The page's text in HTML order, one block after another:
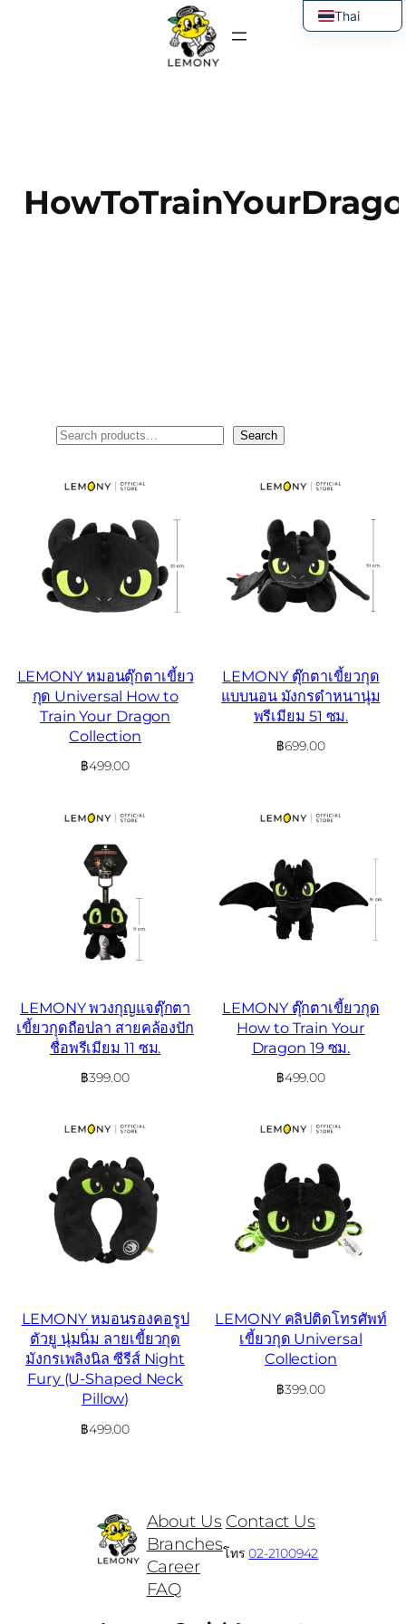
Search
LEMONY หมอนตุ๊กตาเขี้ยว
กุด Universal How to
Train Your Dragon
Collection
฿499.00
LEMONY ตุ๊กตาเขี้ยวกุด
แบบนอน มังกรดำหนานุ่ม
พรีเมียม 51 ซม.
฿699.00
LEMONY พวงกุญแจตุ๊กตา
เขี้ยวกุดถือปลา สายคล้องปัก
ชื่อพรีเมียม 11 ซม.
฿399.00
LEMONY ตุ๊กตาเขี้ยวกุด
How to Train Your
Dragon 19 ซม.
฿499.00
LEMONY หมอนรองคอรูป
ตัวยู นุ่มนิ่ม ลายเขี้ยวกุด
มังกรเพลิงนิล ซีรีส์ Night
Fury (U-Shaped Neck
Pillow)
฿499.00
LEMONY คลิปติดโทรศัพท์
เขี้ยวกุด Universal
Collection
฿399.00
About Us
Branches
Career
FAQ
Contact Us
โทร02-2100942
Thai